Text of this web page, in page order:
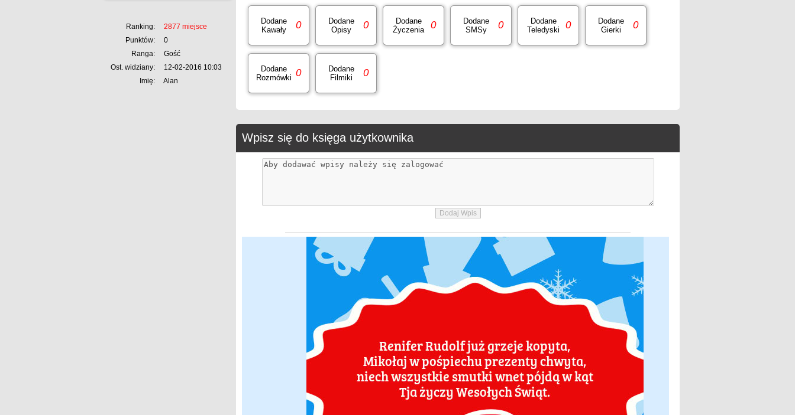
Ranking:
2877 miejsce
Punktów:
0
Ranga:
Gość
Ost. widziany:
12-02-2016 10:03
Imię:
Alan
Dodane
Kawały
0
Dodane
Opisy
0
Dodane
Życzenia
0
Dodane
SMSy
0
Dodane
Teledyski
0
Dodane
Gierki
0
Dodane
Rozmówki 0
Dodane
Filmiki
0
Wpisz się do księga użytkownika